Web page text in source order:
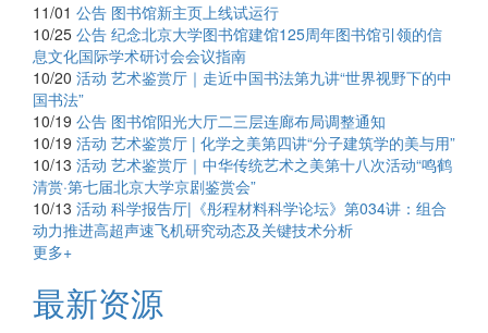
11/01 公告 图书馆新主页上线试运行
10/25 公告 纪念北京大学图书馆建馆125周年图书馆引领的信
息文化国际学术研讨会会议指南
10/20 活动 艺术鉴赏厅｜走近中国书法第九讲“世界视野下的中
国书法”
10/19 公告 图书馆阳光大厅二三层连廊布局调整通知
10/19 活动 艺术鉴赏厅 | 化学之美第四讲“分子建筑学的美与用”
10/13 活动 艺术鉴赏厅｜中华传统艺术之美第十八次活动“鸣鹤
清赏·第七届北京大学京剧鉴赏会”
10/13 活动 科学报告厅|《彤程材料科学论坛》第034讲：组合
动力推进高超声速飞机研究动态及关键技术分析
更多+
最新资源